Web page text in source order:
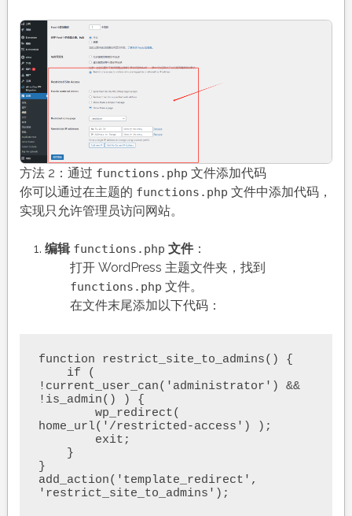
方法 2：通过 functions.php 文件添加代码
你可以通过在主题的 functions.php 文件中添加代码，
实现只允许管理员访问网站。
编辑 functions.php 文件：
打开 WordPress 主题文件夹，找到
functions.php 文件。
在文件末尾添加以下代码：
function restrict_site_to_admins() {
!current_user_can('administrator') &&
!is_admin() ) {
home_url('/restricted-access') );
}
add_action('template_redirect',